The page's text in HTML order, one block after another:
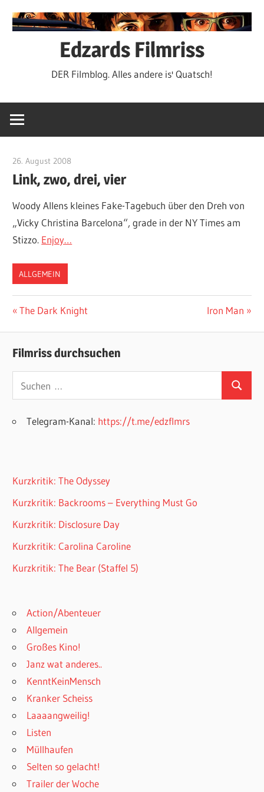
Inhalt
Edzards Filmriss
DER Filmblog. Alles andere is' Quatsch!
26. August 2008
Link, zwo, drei, vier
Woody Allens kleines Fake-Tagebuch über den Dreh von
„Vicky Christina Barcelona“, grade in der NY Times am
Stizzo. Enjoy…
ALLGEMEIN
Beitragsnavigation
Vorheriger
The Dark Knight
Nächster
Iron Man
Filmriss durchsuchen
nach:
Suchen
Telegram-Kanal: https://t.me/edzflmrs
Kurzkritik: The Odyssey
Kurzkritik: Backrooms – Everything Must Go
Kurzkritik: Disclosure Day
Kurzkritik: Carolina Caroline
Kurzkritik: The Bear (Staffel 5)
Action/Abenteuer
Allgemein
Großes Kino!
Janz wat anderes..
KenntKeinMensch
Kranker Scheiss
Laaaangweilig!
Listen
Müllhaufen
Selten so gelacht!
Trailer der Woche